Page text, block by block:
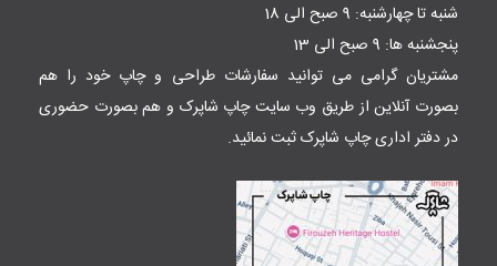
شنبه تا چهارشنبه: 9 صبح الی 18
پنجشنبه ها: 9 صبح الی 13
مشتریان گرامی می توانید سفارشات طراحی و چاپ خود را هم
بصورت آنلاین از طریق وب سایتچاپ شاپرک و هم بصورت حضوری
در دفتر اداری چاپ شاپرک ثبت نمائید.